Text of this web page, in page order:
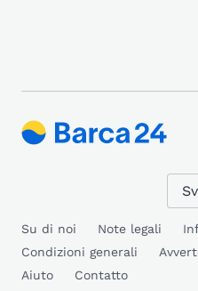
Su di noi Note legali
Condizioni generali
Aiuto
Contatto